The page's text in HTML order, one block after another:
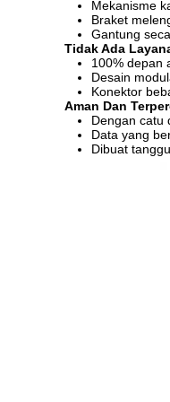
Mekanisme
Braket
Gantung
Tidak Ada
100% depan
Desain
Konektor
Aman Dan
Dengan catu
Data yang
Dibuat